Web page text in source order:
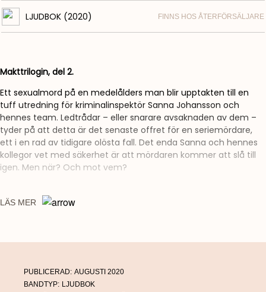
LJUDBOK (2020) FINNS HOS ÅTERFÖRSÄLJARE
Makttrilogin, del 2.
Ett sexualmord på en medelålders man blir upptakten till en
tuff utredning för kriminalinspektör Sanna Johansson och
hennes team. Ledtrådar – eller snarare avsaknaden av dem –
tyder på att detta är det senaste offret för en seriemördare,
ett i en rad av tidigare olösta fall. Det enda Sanna och hennes
kollegor vet med säkerhet är att mördaren kommer att slå till
igen. Men när? Och mot vem?
LÄS MER
PUBLICERAD: AUGUSTI 2020
BANDTYP: LJUDBOK